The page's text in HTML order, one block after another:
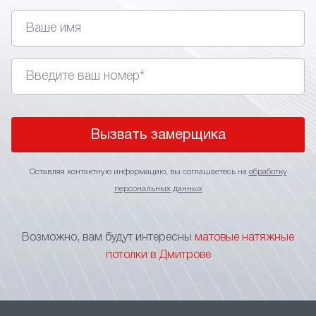
отсутствие бликов, равномерное
распределение естественного или искусственного
света;
светильников, треков, другой подсветки;
рабочих кабинетов, студий, общественных зон.
Матовая текстура делает пространство
При выборе тканевых натяжных потолков стоит
Вызвать замерщика
Оставляя контактную информацию, вы соглашаетесь на обработку
персональных данных
Возможно, вам будут интересны
матовые натяжные
потолки в Дмитрове